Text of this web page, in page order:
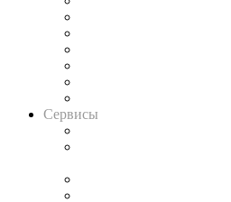
Сервисы